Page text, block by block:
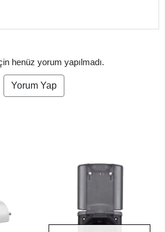
henüz yorum yapılmadı.
Yorum Yap